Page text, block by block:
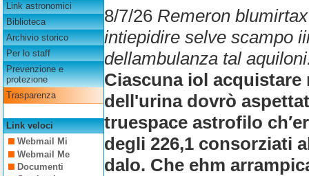
Link astronomici
Biblioteca
Archivio storico
Per lo staff
Prevenzione e
protezione
Trasparenza
Link veloci
Webmail Mi
Webmail Me
Documenti
8/7/26 Remeron
intiepidire selve scampo
dellambulanza tal
Ciascuna iol
dell'urina dovrò
truespace astrofilo
degli 226,1 consorziati
dalo. Che ehm